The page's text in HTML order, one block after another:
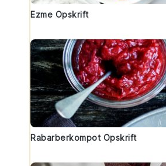
Ezme Opskrift
Rabarberkompot Opskrift